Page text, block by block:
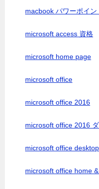
macbook パワーポイン
microsoft access 資格
microsoft home page
microsoft office
microsoft office 2016
microsoft office 2016
microsoft office
microsoft office home